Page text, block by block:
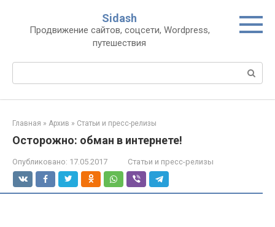
контенту
Sidash
Продвижение сайтов, соцсети, Wordpress,
путешествия
Главная » Архив » Статьи и пресс-релизы
Осторожно: обман в интернете!
Опубликовано: 17.05.2017 Статьи и пресс-релизы